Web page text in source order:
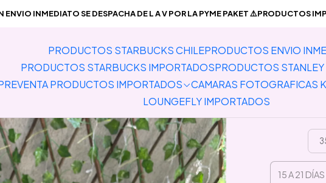
PRODUCTOS STARBUCKS CHILEPRODUCTOS ENVIO
PRODUCTOS STARBUCKS IMPORTADOSPRODUCTOS
PRODUCTOS IMPORTADOS
CAMARAS FOTOGRAFICAS
LOUNGEFLY IMPORTADOS
ENVIO INMEDIATO SE DESPACHA DE L A V POR LA PYME PAKET ⚠️PRODUCTOS
Inicio PREVENTA PRODUCTOS IMPORTADOS Pantuflas Preventa